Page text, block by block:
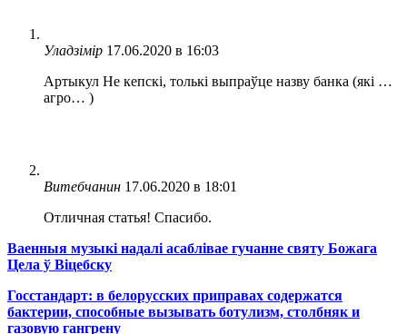
Уладзімір 17.06.2020 в 16:03
Артыкул Не кепскі, толькі выпраўце назву банка (які …
агро… )
Витебчанин 17.06.2020 в 18:01
Отличная статья! Спасибо.
Ваенныя музыкі надалі асаблівае гучанне святу Божага
Цела ў Віцебску
Госстандарт: в белорусских приправах содержатся
бактерии, способные вызывать ботулизм, столбняк и
газовую гангрену